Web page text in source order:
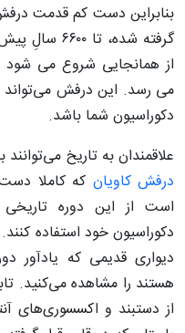
بنابراین دست کم قدمت
گرفته شده،
از همانجایی شروع می
می رسد. این درفش می‌تواند
دکوراسیون شما باشد.
علاقمندان به تاریخ می‌توانند
درفش کاویان که کاملا
است از این دوره
دکوراسیون خود استفاده
دیواری قدیمی که یادآور
هستند را مشاهده می‌کنید.
از دستبند و اکسسوری‌های